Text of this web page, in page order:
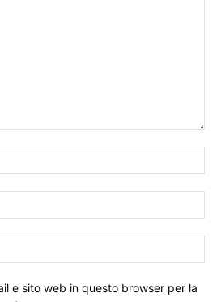
e sito web in questo browser per la